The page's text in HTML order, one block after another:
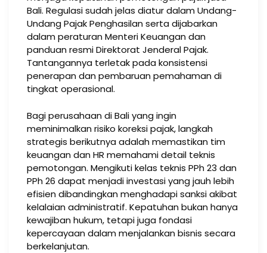
Bali. Regulasi sudah jelas diatur dalam Undang-
Undang Pajak Penghasilan serta dijabarkan
dalam peraturan Menteri Keuangan dan
panduan resmi Direktorat Jenderal Pajak.
Tantangannya terletak pada konsistensi
penerapan dan pembaruan pemahaman di
tingkat operasional.
Bagi perusahaan di Bali yang ingin
meminimalkan risiko koreksi pajak, langkah
strategis berikutnya adalah memastikan tim
keuangan dan HR memahami detail teknis
pemotongan. Mengikuti kelas teknis PPh 23 dan
PPh 26 dapat menjadi investasi yang jauh lebih
efisien dibandingkan menghadapi sanksi akibat
kelalaian administratif. Kepatuhan bukan hanya
kewajiban hukum, tetapi juga fondasi
kepercayaan dalam menjalankan bisnis secara
berkelanjutan.